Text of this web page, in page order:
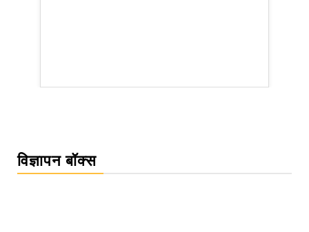
विज्ञापन बॉक्स